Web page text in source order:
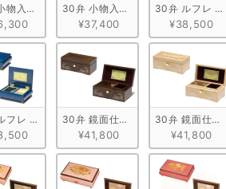
ナット
物入れ付きA ウォールナット
30弁 小物入れ付きB ウォールナット
¥37,400
30弁 ルフレ ウ
¥38,500
フレ メープル ブルー30弁 鏡面仕上げ ウォールナット
¥41,800
30弁 鏡面仕上
¥41,800